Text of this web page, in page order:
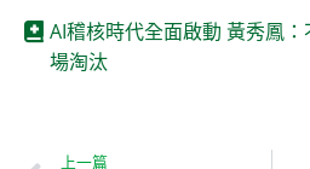
AI稽核時代全面啟動 黃秀鳳
場淘汰
上一篇